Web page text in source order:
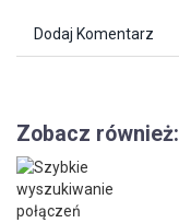
Dodaj Komentarz
Zobacz również: